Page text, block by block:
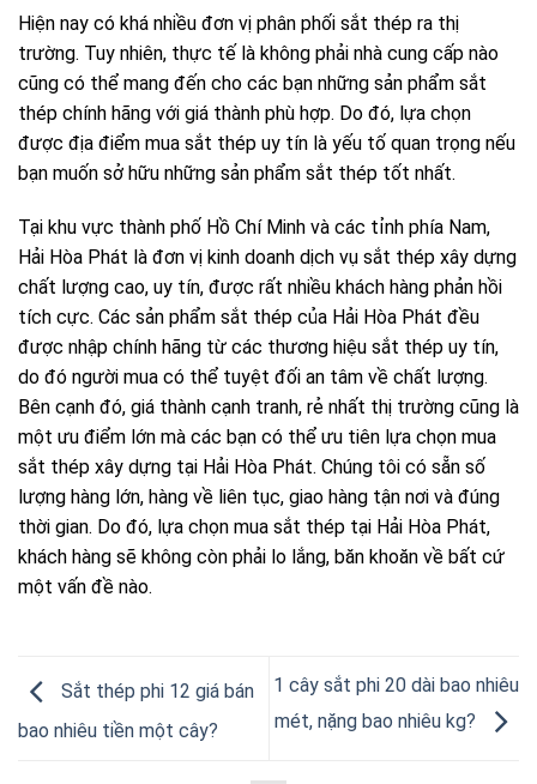
Hiện nay có khá nhiều đơn vị phân phối sắt thép ra thị
trường. Tuy nhiên, thực tế là không phải nhà cung cấp nào
cũng có thể mang đến cho các bạn những sản phẩm sắt
thép chính hãng với giá thành phù hợp. Do đó, lựa chọn
được địa điểm mua sắt thép uy tín là yếu tố quan trọng nếu
bạn muốn sở hữu những sản phẩm sắt thép tốt nhất.
Tại khu vực thành phố Hồ Chí Minh và các tỉnh phía Nam,
Hải Hòa Phát là đơn vị kinh doanh dịch vụ sắt thép xây dựng
chất lượng cao, uy tín, được rất nhiều khách hàng phản hồi
tích cực. Các sản phẩm sắt thép của Hải Hòa Phát đều
được nhập chính hãng từ các thương hiệu sắt thép uy tín,
do đó người mua có thể tuyệt đối an tâm về chất lượng.
Bên cạnh đó, giá thành cạnh tranh, rẻ nhất thị trường cũng là
một ưu điểm lớn mà các bạn có thể ưu tiên lựa chọn mua
sắt thép xây dựng tại Hải Hòa Phát. Chúng tôi có sẵn số
lượng hàng lớn, hàng về liên tục, giao hàng tận nơi và đúng
thời gian. Do đó, lựa chọn mua sắt thép tại Hải Hòa Phát,
khách hàng sẽ không còn phải lo lắng, băn khoăn về bất cứ
một vấn đề nào.
Sắt thép phi 12 giá bán
bao nhiêu tiền một cây?
1 cây sắt phi 20 dài bao nhiêu
mét, nặng bao nhiêu kg?